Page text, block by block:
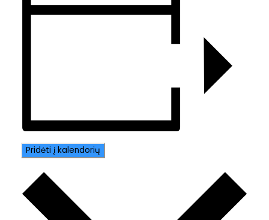
Pridėti į kalendorių